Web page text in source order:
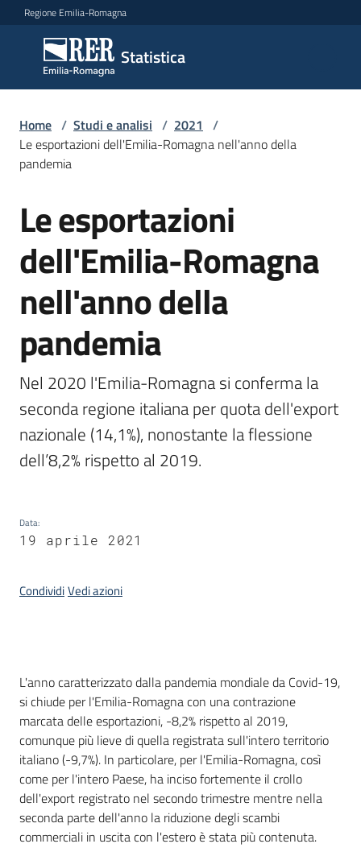
Vai al contenuto
Vai alla navigazione
Vai al footer
Regione Emilia-Romagna
Statistica
Statistica
Novità
Studi
e
analisi
Menu selezionato
Statistiche
per
temi
Metadati
Seguici
su
Home / Studi e analisi / 2021 /
Le esportazioni dell'Emilia-Romagna nell'anno della
pandemia
Salta al contenuto
Le esportazioni
dell'Emilia-Romagna
nell'anno della
pandemia
Nel 2020 l'Emilia-Romagna si conferma la
seconda regione italiana per quota dell'export
nazionale (14,1%), nonostante la flessione
dell’8,2% rispetto al 2019.
Data:
19 aprile 2021
CondividiVedi azioni
Introduzione
L'anno caratterizzato dalla pandemia mondiale da Covid-19,
si chiude per l'Emilia-Romagna con una contrazione
marcata delle esportazioni, -8,2% rispetto al 2019,
comunque più lieve di quella registrata sull'intero territorio
italiano (-9,7%). In particolare, per l'Emilia-Romagna, così
come per l'intero Paese, ha inciso fortemente il crollo
dell'export registrato nel secondo trimestre mentre nella
seconda parte dell'anno la riduzione degli scambi
commerciali in uscita con l'estero è stata più contenuta.